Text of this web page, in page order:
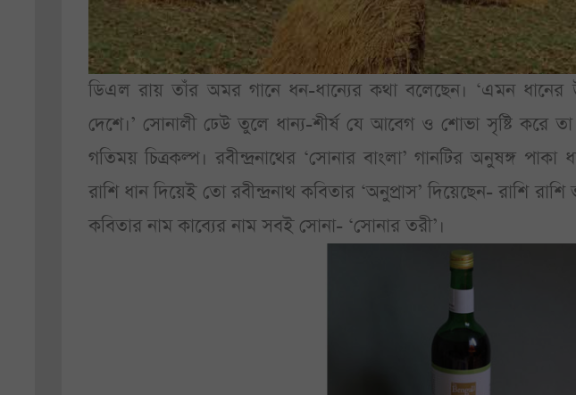
ডিএল রায় তাঁর অমর গানে ধন-ধান্যের কথা বলেছেন। ‘এমন
দেশে।’ সোনালী ঢেউ তুলে ধান্য-শীর্ষ যে আবেগ ও শোভা সৃষ্টি করে
গতিময় চিত্রকল্প। রবীন্দ্রনাথের ‘সোনার বাংলা’ গানটির অনুষঙ্গ
রাশি ধান দিয়েই তো রবীন্দ্রনাথ কবিতার ‘অনুপ্রাস’ দিয়েছেন- রাশি
কবিতার নাম কাব্যের নাম সবই সোনা- ‘সোনার তরী’।